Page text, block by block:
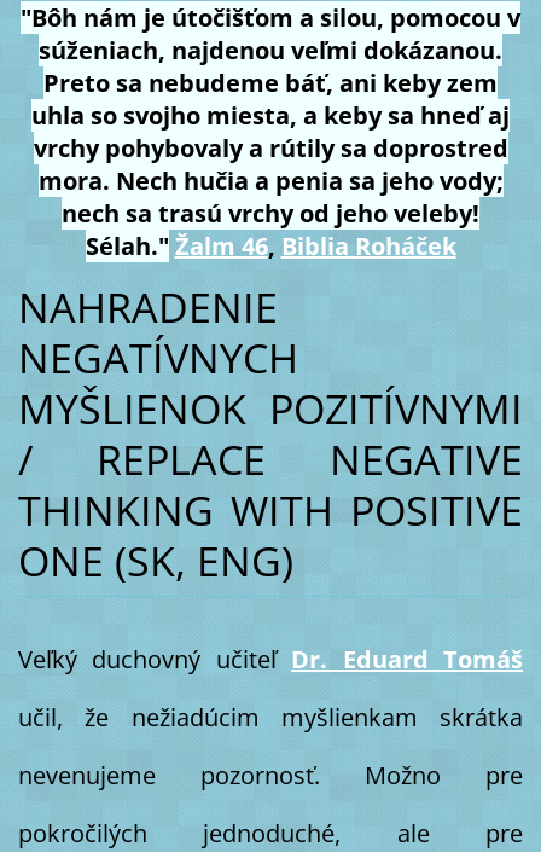
"Bôh nám je útočišťom a silou, pomocou v
súženiach, najdenou veľmi dokázanou.
Preto sa nebudeme báť, ani keby zem
uhla so svojho miesta, a keby sa hneď aj
vrchy pohybovaly a rútily sa doprostred
mora. Nech hučia a penia sa jeho vody;
nech sa trasú vrchy od jeho veleby!
Sélah." Žalm 46, Biblia Roháček
NAHRADENIE
NEGATÍVNYCH
MYŠLIENOK POZITÍVNYMI
/ REPLACE NEGATIVE
THINKING WITH POSITIVE
ONE (SK, ENG)
Veľký duchovný učiteľ Dr. Eduard Tomáš
učil, že nežiadúcim myšlienkam skrátka
nevenujeme pozornosť. Možno pre
pokročilých jednoduché, ale pre